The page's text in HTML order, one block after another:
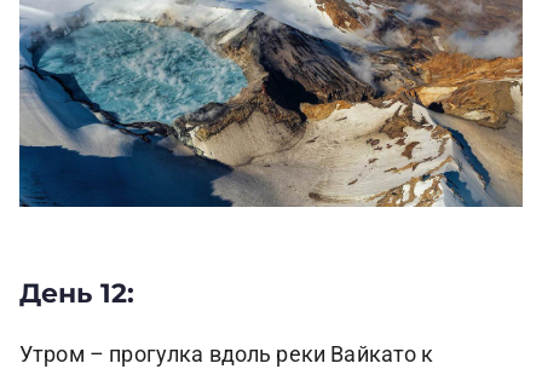
День 12:
Утром – прогулка вдоль реки Вайкато к